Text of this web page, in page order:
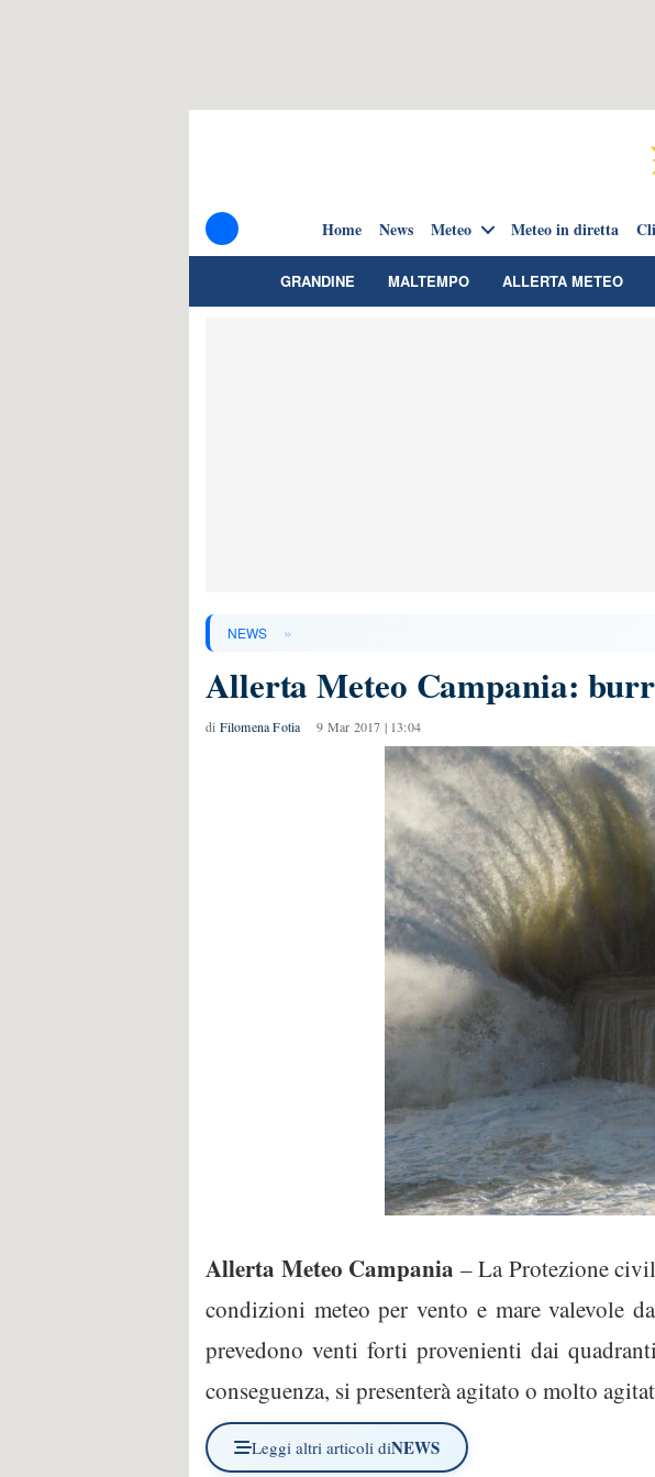
Home News Meteo Meteo in diretta
GRANDINE MALTEMPO ALLERTA METEO
NEWS »
Allerta Meteo Campania:
di Filomena Fotia 9 Mar 2017 | 13:04
Allerta Meteo Campania – La Protezione
condizioni meteo per vento e mare valevole
prevedono venti forti provenienti dai
conseguenza, si presenterà agitato o molto
Leggi altri articoli diNEWS